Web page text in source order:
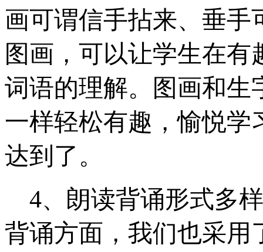
画可谓信手拈来、垂手
图画，可以让学生在
词语的理解。图画和生
一样轻松有趣，愉悦学
达到了。
4、朗读背诵形式多
背诵方面，我们也采用